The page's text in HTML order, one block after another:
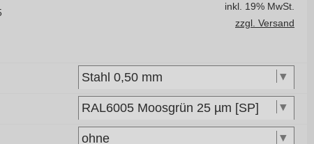
inkl. 19% MwSt.
zzgl. Versand